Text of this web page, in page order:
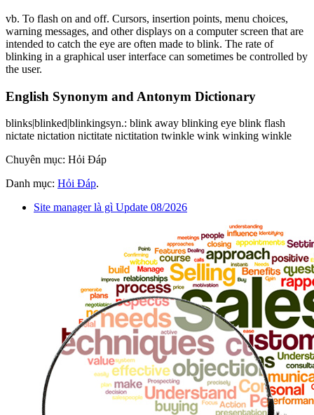
vb. To flash on and off. Cursors, insertion points, menu choices,
warning messages, and other displays on a computer screen that are
intended to catch the eye are often made to blink. The rate of
blinking in a graphical user interface can sometimes be controlled by
the user.
English Synonym and Antonym Dictionary
blinks|blinked|blinkingsyn.: blink away blinking eye blink flash
nictate nictation nictitate nictitation twinkle wink winking winkle
Chuyên mục: Hỏi Đáp
Danh mục: Hỏi Đáp.
Site manager là gì Update 08/2026